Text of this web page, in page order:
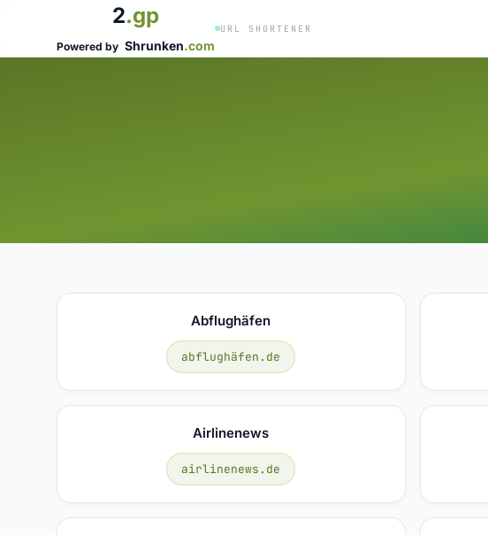
2.gp
Powered by Shrunken.com
URL SHORTENER
Abflughäfen
abflughäfen.de
Airlinenews
airlinenews.de